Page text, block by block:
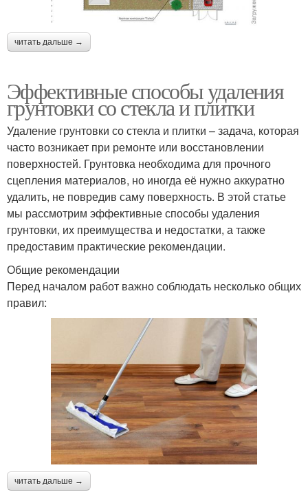
читать дальше →
Эффективные способы удаления
грунтовки со стекла и плитки
Удаление грунтовки со стекла и плитки – задача, которая
часто возникает при ремонте или восстановлении
поверхностей. Грунтовка необходима для прочного
сцепления материалов, но иногда её нужно аккуратно
удалить, не повредив саму поверхность. В этой статье
мы рассмотрим эффективные способы удаления
грунтовки, их преимущества и недостатки, а также
предоставим практические рекомендации.
Общие рекомендации
Перед началом работ важно соблюдать несколько общих
правил:
читать дальше →